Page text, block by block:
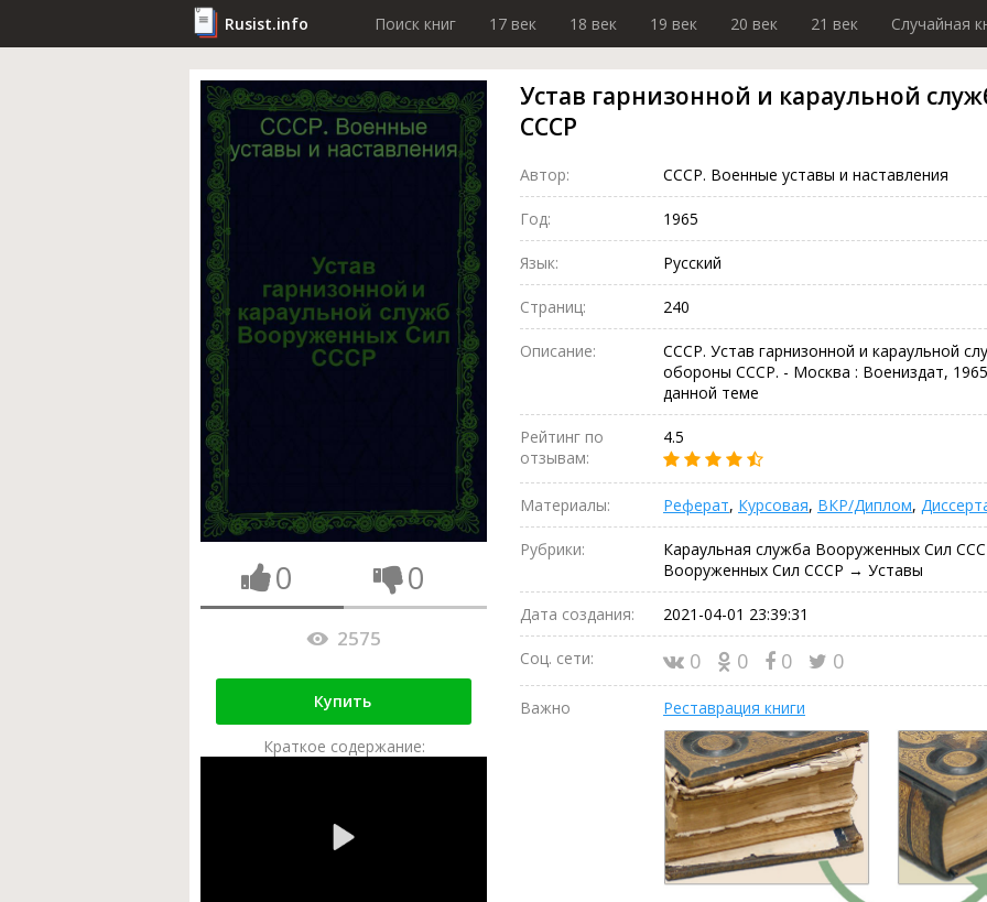
Rusist.info Поиск книг 17 век 18 век 19 век 20 век 21 век Случайная
0 0
2575
Купить
Краткое содержание:
Устав гарнизонной и караульной
СССР
Автор: СССР. Военные уставы и наставления
Год: 1965
Язык: Русский
Страниц: 240
Описание:
СССР. Устав гарнизонной и караульной
обороны СССР. - Москва : Воениздат,
данной теме
Рейтинг по
отзывам:
4.5
Материалы: Реферат, Курсовая, ВКР/Диплом,
Рубрики:
Караульная служба Вооруженных Сил
Вооруженных Сил СССР → Уставы
Дата создания: 2021-04-01 23:39:31
Соц. сети: 0 0 0 0
Важно Реставрация книги